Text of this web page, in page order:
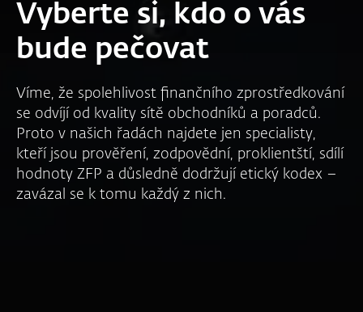
Vyberte si, kdo o vás
bude pečovat
Víme, že spolehlivost finančního zprostředkování
se odvíjí od kvality sítě obchodníků a poradců.
Proto v našich řadách najdete jen specialisty,
kteří jsou prověření, zodpovědní, proklientští, sdílí
hodnoty ZFP a důsledně dodržují etický kodex –
zavázal se k tomu každý z nich.